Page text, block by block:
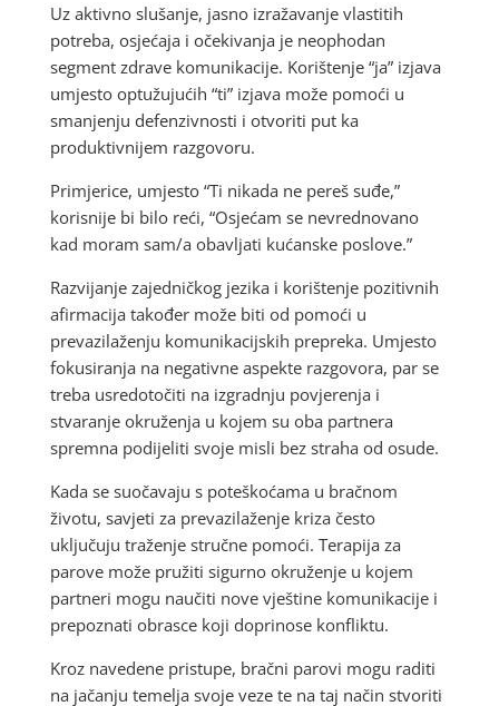
Uz aktivno slušanje, jasno izražavanje vlastitih
potreba, osjećaja i očekivanja je neophodan
segment zdrave komunikacije. Korištenje “ja” izjava
umjesto optužujućih “ti” izjava može pomoći u
smanjenju defenzivnosti i otvoriti put ka
produktivnijem razgovoru.
Primjerice, umjesto “Ti nikada ne pereš suđe,”
korisnije bi bilo reći, “Osjećam se nevrednovano
kad moram sam/a obavljati kućanske poslove.”
Razvijanje zajedničkog jezika i korištenje pozitivnih
afirmacija također može biti od pomoći u
prevazilaženju komunikacijskih prepreka. Umjesto
fokusiranja na negativne aspekte razgovora, par se
treba usredotočiti na izgradnju povjerenja i
stvaranje okruženja u kojem su oba partnera
spremna podijeliti svoje misli bez straha od osude.
Kada se suočavaju s poteškoćama u bračnom
životu, savjeti za prevazilaženje kriza često
uključuju traženje stručne pomoći. Terapija za
parove može pružiti sigurno okruženje u kojem
partneri mogu naučiti nove vještine komunikacije i
prepoznati obrasce koji doprinose konfliktu.
Kroz navedene pristupe, bračni parovi mogu raditi
na jačanju temelja svoje veze te na taj način stvoriti